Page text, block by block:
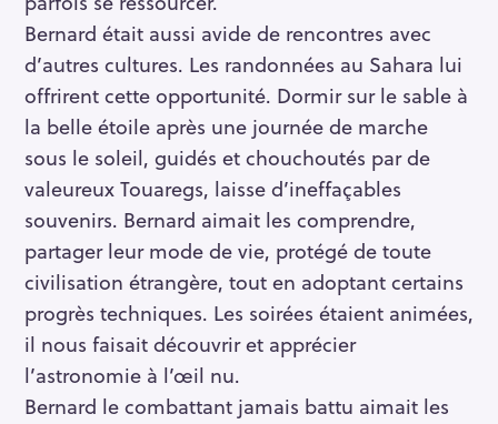
Bernard était aussi avide de rencontres avec
d’autres cultures. Les randonnées au Sahara lui
offrirent cette opportunité. Dormir sur le sable à
la belle étoile après une journée de marche
sous le soleil, guidés et chouchoutés par de
valeureux Touaregs, laisse d’ineffaçables
souvenirs. Bernard aimait les comprendre,
partager leur mode de vie, protégé de toute
civilisation étrangère, tout en adoptant certains
progrès techniques. Les soirées étaient animées,
il nous faisait découvrir et apprécier
l’astronomie à l’œil nu.
Bernard le combattant jamais battu aimait les